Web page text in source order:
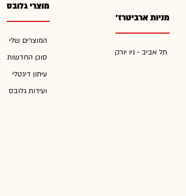
מניות ארביטרז'
תל אביב - ניו יורק
מוצרי גלובס
המוצרים שלי
סוכן החדשות
עיתון דיגטלי
ועידות גלובס